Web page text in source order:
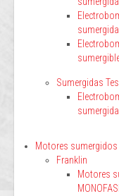
Sumergidas
Motores sumergidos
Franklin
Motores